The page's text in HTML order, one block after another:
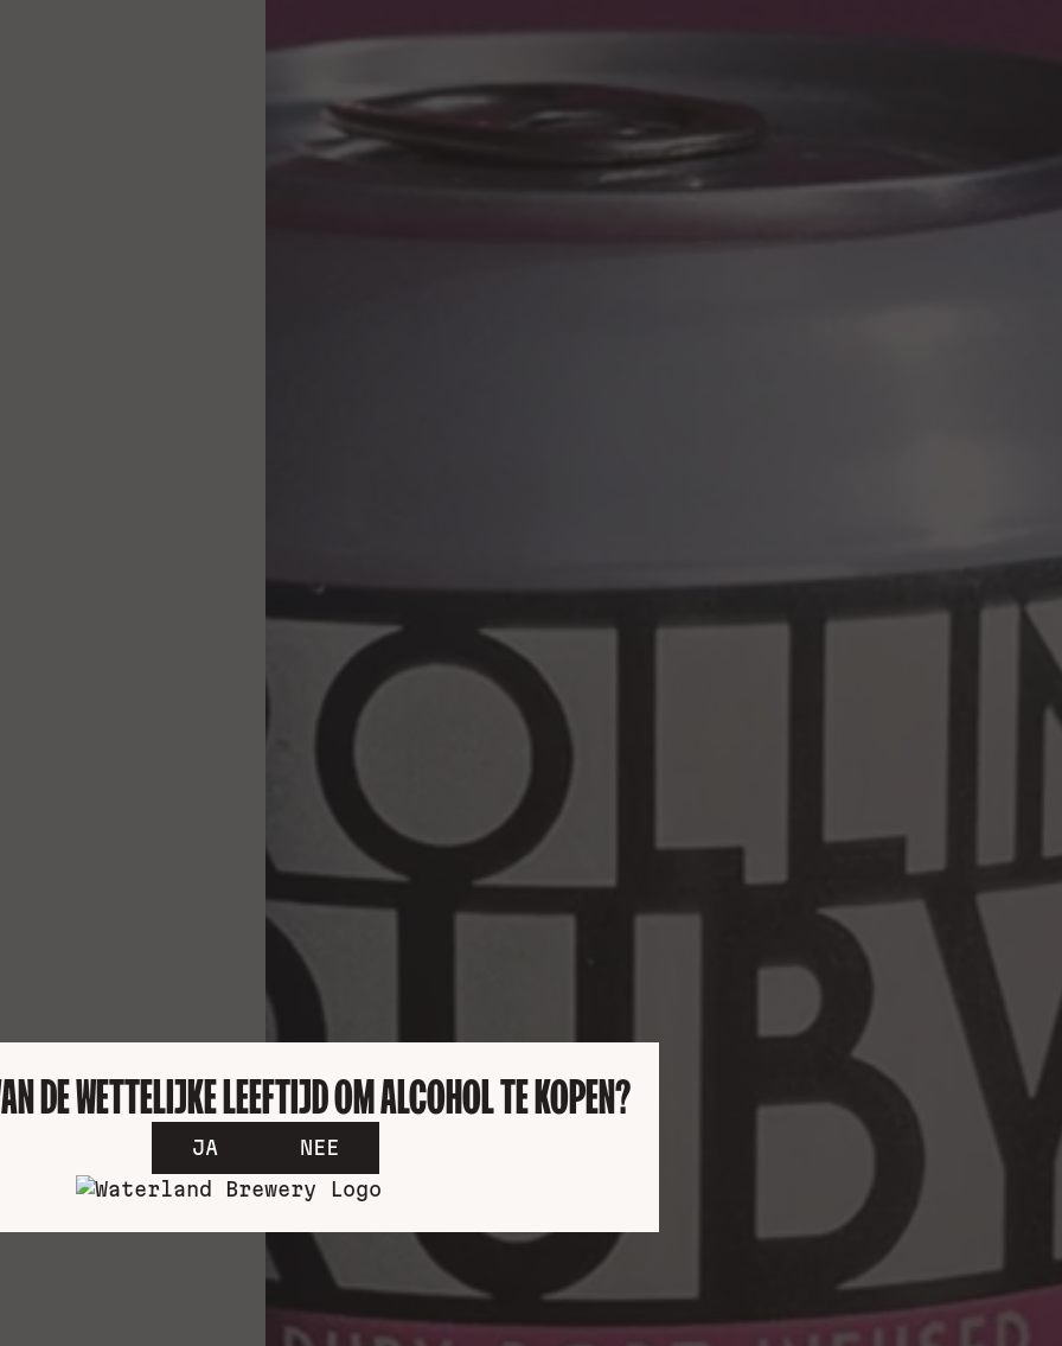
DE WETTELIJKE LEEFTIJD OM ALCOHOL TE KOPEN?
JA NEE